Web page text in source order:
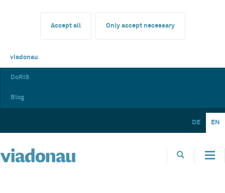
Accept all Only accept necessary
viadonau
DoRIS
Blog
DE EN